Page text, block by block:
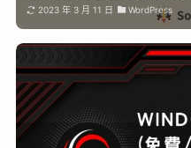
2023 年 3 月 11 日 WordPress